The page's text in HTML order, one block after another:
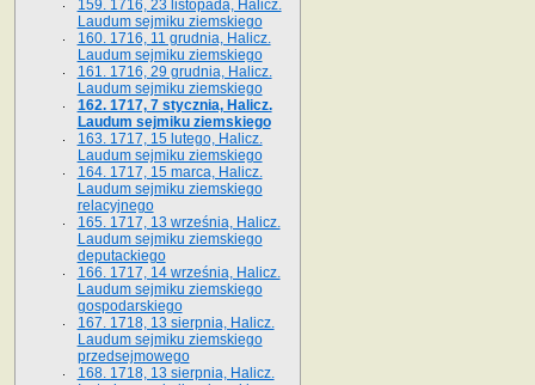
159. 1716, 23 listopada, Halicz.
Laudum sejmiku ziemskiego
160. 1716, 11 grudnia, Halicz.
Laudum sejmiku ziemskiego
161. 1716, 29 grudnia, Halicz.
Laudum sejmiku ziemskiego
162. 1717, 7 stycznia, Halicz.
Laudum sejmiku ziemskiego
163. 1717, 15 lutego, Halicz.
Laudum sejmiku ziemskiego
164. 1717, 15 marca, Halicz.
Laudum sejmiku ziemskiego
relacyjnego
165. 1717, 13 września, Halicz.
Laudum sejmiku ziemskiego
deputackiego
166. 1717, 14 września, Halicz.
Laudum sejmiku ziemskiego
gospodarskiego
167. 1718, 13 sierpnia, Halicz.
Laudum sejmiku ziemskiego
przedsejmowego
168. 1718, 13 sierpnia, Halicz.